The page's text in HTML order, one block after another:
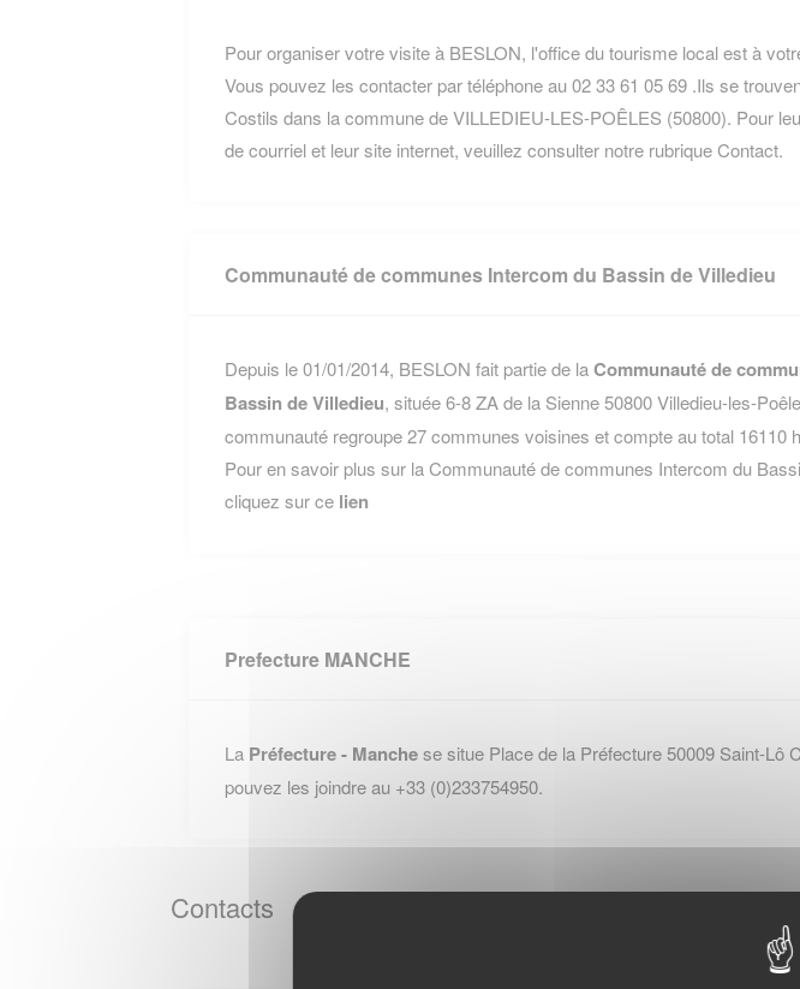
Pour organiser votre visite à BESLON, l'office du tourisme local est à
Vous pouvez les contacter par téléphone au 02 33 61 05 69 .Ils se
Costils dans la commune de VILLEDIEU-LES-POÊLES (50800). Pour
de courriel et leur site internet, veuillez consulter notre rubrique Contact.
Communauté de communes Intercom du Bassin de Villedieu
Depuis le 01/01/2014, BESLON fait partie de laCommunauté de
Bassin de Villedieu, située 6-8 ZA de la Sienne 50800 Villedieu-les-
communauté regroupe 27 communes voisines et compte au total 16110
Pour en savoir plus sur la Communauté de communes Intercom du
cliquez sur ce lien
Prefecture MANCHE
La Préfecture - Manchese situe Place de la Préfecture 50009 Saint-Lô
pouvez les joindre au +33 (0)233754950.
Contacts